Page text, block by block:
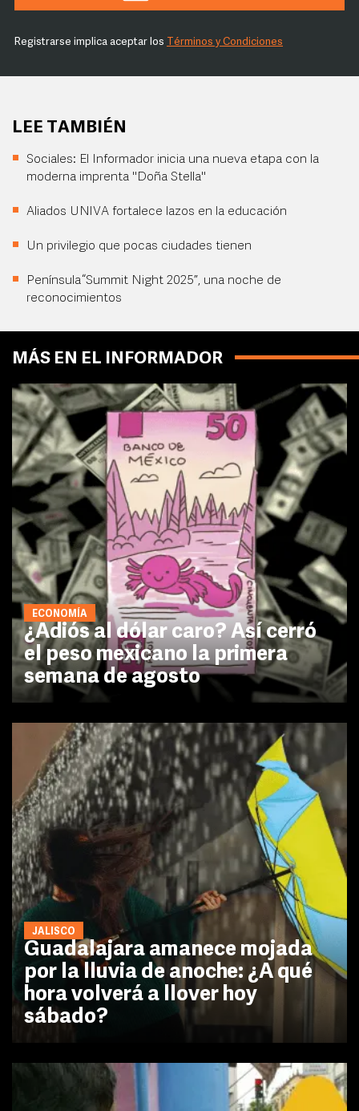
Registrarse implica aceptar los Términos y Condiciones
LEE TAMBIÉN
Sociales: El Informador inicia una nueva etapa con la
moderna imprenta "Doña Stella"
Aliados UNIVA fortalece lazos en la educación
Un privilegio que pocas ciudades tienen
Península “Summit Night 2025”, una noche de
reconocimientos
MÁS EN EL INFORMADOR
ECONOMÍA
¿Adiós al dólar caro? Así cerró
el peso mexicano la primera
semana de agosto
JALISCO
Guadalajara amanece mojada
por la lluvia de anoche: ¿A qué
hora volverá a llover hoy
sábado?